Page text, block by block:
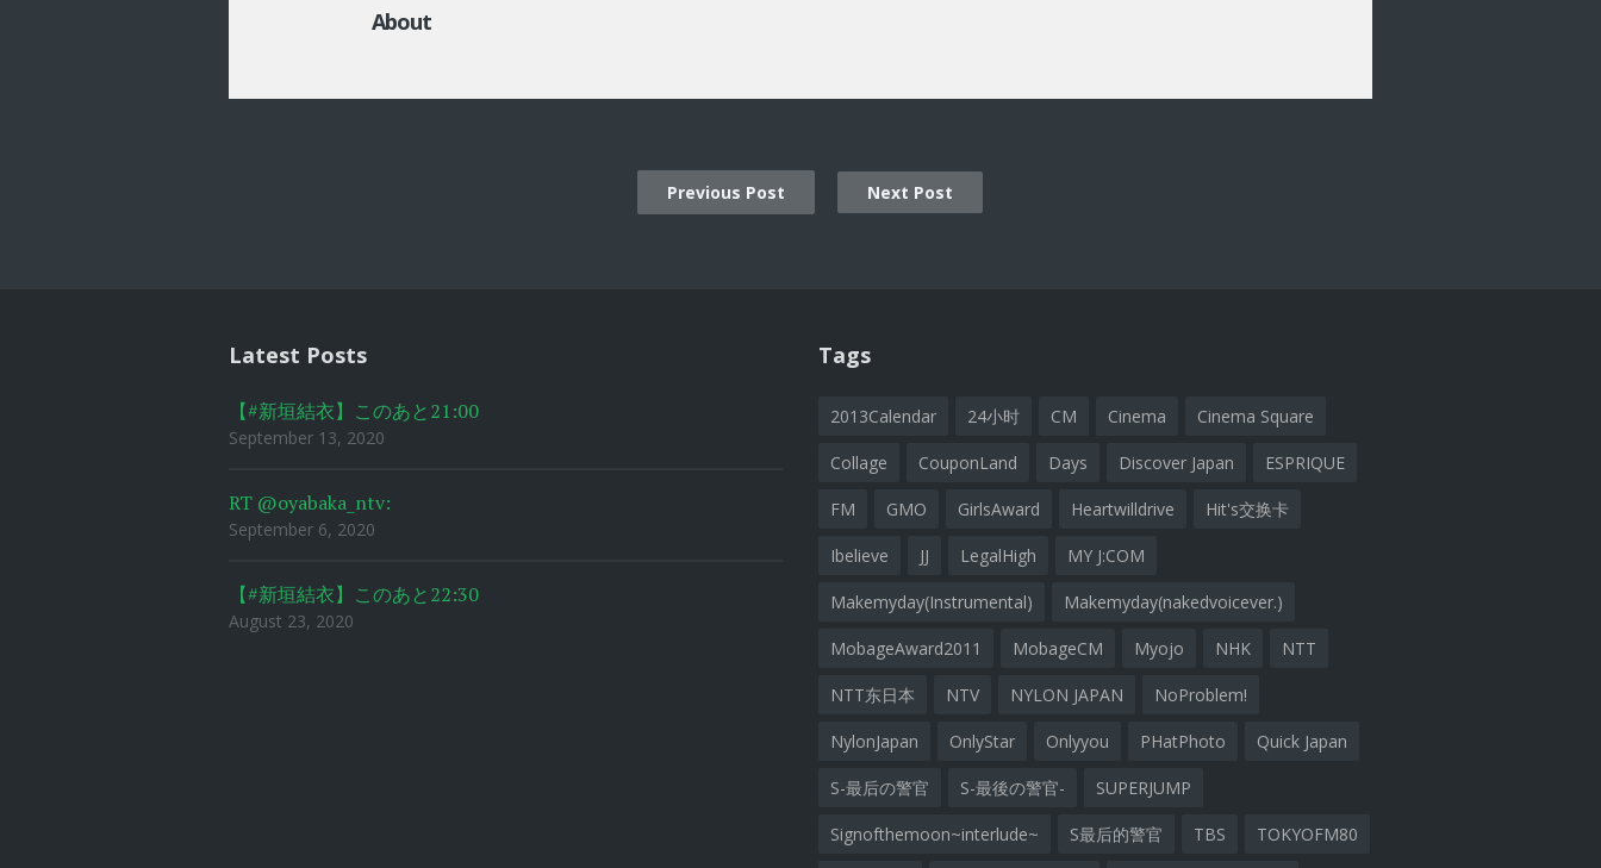
About
Previous Post Next Post
Latest Posts
【#新垣結衣】このあと21:00
September 13, 2020
RT @oyabaka_ntv:
September 6, 2020
【#新垣結衣】このあと22:30
August 23, 2020
Tags
2013Calendar 24小时 CM Cinema Cinema Square
Collage CouponLand Days Discover Japan ESPRIQUE
FM GMO GirlsAward Heartwilldrive Hit's交换卡
Ibelieve JJ LegalHigh MY J:COM
Makemyday(Instrumental) Makemyday(nakedvoicever.)
MobageAward2011 MobageCM Myojo NHK NTT
NTT东日本 NTV NYLON JAPAN NoProblem!
NylonJapan OnlyStar Onlyyou PHatPhoto Quick Japan
S-最后の警官 S-最後の警官- SUPERJUMP
Signofthemoon~interlude~ S最后的警官 TBS TOKYOFM80